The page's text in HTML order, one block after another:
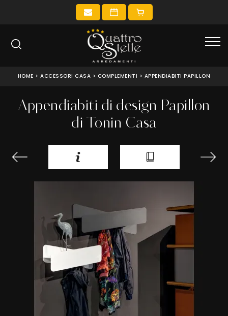
HOME >ACCESSORI CASA > COMPLEMENTI > APPENDIABITI PAPILLON
Appendiabiti di design Papillon
di Tonin Casa